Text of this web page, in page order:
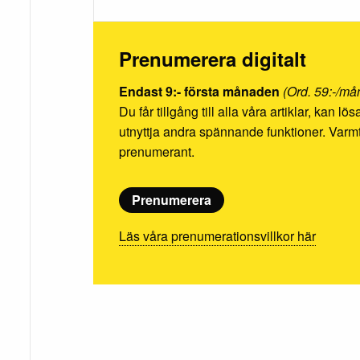
Prenumerera digitalt
Endast 9:- första månaden (Ord. 59:-/
Du får tillgång till alla våra artiklar, kan
utnyttja andra spännande funktioner.
prenumerant.
Prenumerera
Läs våra prenumerationsvillkor här